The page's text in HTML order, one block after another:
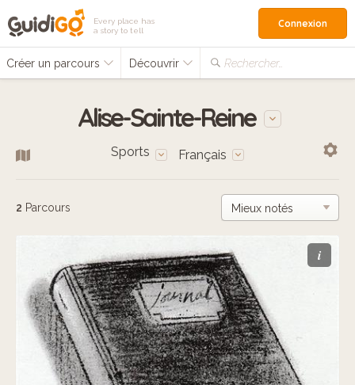
Every place has
a story to tell
Créer un parcours Découvrir Rechercher…
Connexion
Alise-Sainte-Reine
Sports Français
2 Parcours
i